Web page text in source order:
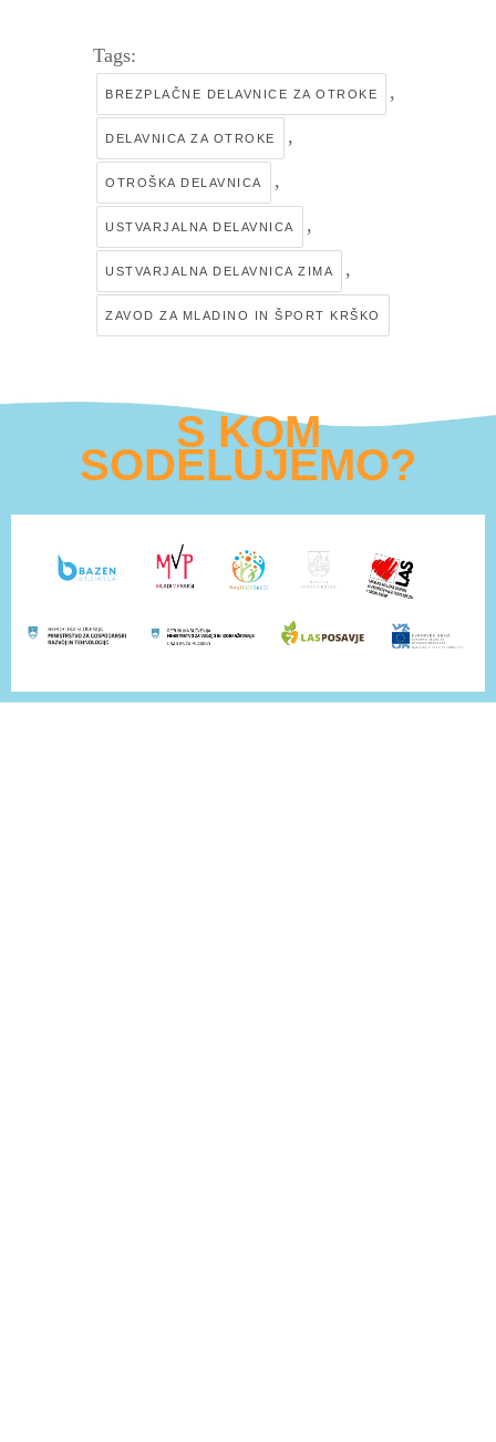
Tags:
BREZPLAČNE DELAVNICE ZA OTROKE ,
DELAVNICA ZA OTROKE ,
OTROŠKA DELAVNICA ,
USTVARJALNA DELAVNICA ,
USTVARJALNA DELAVNICA ZIMA ,
ZAVOD ZA MLADINO IN ŠPORT KRŠKO
S KOM
SODELUJEMO?